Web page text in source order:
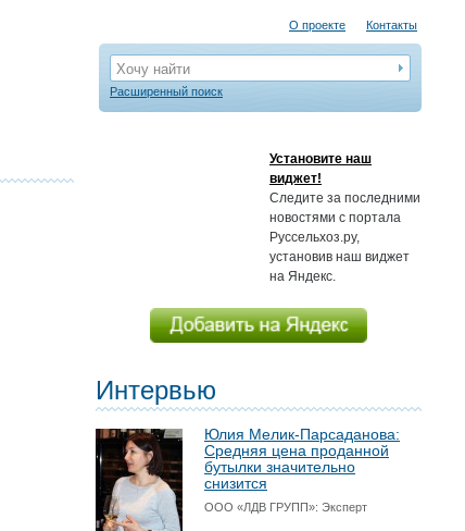
О проекте Контакты
Хочу найти
Расширенный поиск
Установите наш
виджет!
Следите за последними
новостями с портала
Руссельхоз.ру,
установив наш виджет
на Яндекс.
Интервью
Юлия Мелик-Парсаданова:
Средняя цена проданной
бутылки значительно
снизится
ООО «ЛДВ ГРУПП»: Эксперт